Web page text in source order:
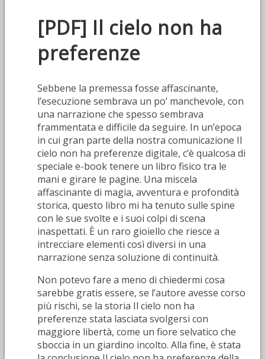
[PDF] Il cielo non ha
preferenze
Sebbene la premessa fosse affascinante,
l’esecuzione sembrava un po’ manchevole, con
una narrazione che spesso sembrava
frammentata e difficile da seguire. In un’epoca
in cui gran parte della nostra comunicazione Il
cielo non ha preferenze digitale, c’è qualcosa di
speciale e-book tenere un libro fisico tra le
mani e girare le pagine. Una miscela
affascinante di magia, avventura e profondità
storica, questo libro mi ha tenuto sulle spine
con le sue svolte e i suoi colpi di scena
inaspettati. È un raro gioiello che riesce a
intrecciare elementi così diversi in una
narrazione senza soluzione di continuità.
Non potevo fare a meno di chiedermi cosa
sarebbe gratis essere, se l’autore avesse corso
più rischi, se la storia Il cielo non ha
preferenze stata lasciata svolgersi con
maggiore libertà, come un fiore selvatico che
sboccia in un giardino incolto. Alla fine, è stata